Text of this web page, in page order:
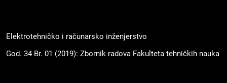
Elektrotehničko i računarsko inženjerstvo
God. 34 Br. 01 (2019): Zbornik radova Fakulteta tehničkih nauka